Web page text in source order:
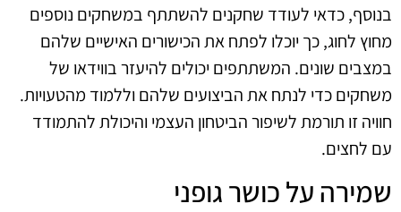
בנוסף, כדאי לעודד שחקנים להשתתף במשחקים נוספים
מחוץ לחוג, כך יוכלו לפתח את הכישורים האישיים שלהם
במצבים שונים. המשתתפים יכולים להיעזר בווידאו של
משחקים כדי לנתח את הביצועים שלהם וללמוד מהטעויות.
חוויה זו תורמת לשיפור הביטחון העצמי והיכולת להתמודד
עם לחצים.
שמירה על כושר גופני